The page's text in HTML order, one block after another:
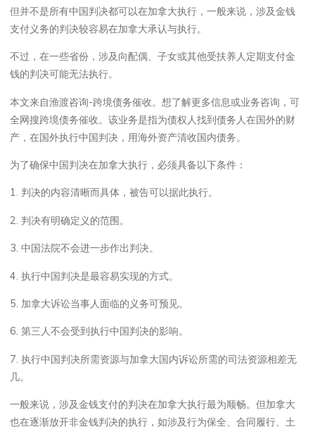
但并不是所有中国判决都可以在加拿大执行，一般来说，涉及金钱
支付义务的判决较容易在加拿大承认与执行。
不过，在一些省份，涉及向配偶、子女或其他受扶养人定期支付金
钱的判决可能无法执行。
本文来自渔渡咨询-跨境债务催收。想了解更多信息或业务咨询，可
全网搜跨境债务催收。该业务是指为债权人找到债务人在国外的财
产，在国外执行中国判决，用海外资产清收国内债务。
为了确保中国判决在加拿大执行，必须具备以下条件：
1. 判决的内容清晰而具体，被告可以据此执行。
2. 判决有明确定义的范围。
3. 中国法院不会进一步作出判决。
4. 执行中国判决是最容易实现的方式。
5. 加拿大诉讼当事人面临的义务可预见。
6. 第三人不会受到执行中国判决的影响。
7. 执行中国判决所需资源与加拿大国内诉讼所需的司法资源相差无
几。
一般来说，涉及金钱支付的判决在加拿大执行最为顺畅。但加拿大
也在逐渐放开非金钱判决的执行，如涉及行为保全、合同履行、土